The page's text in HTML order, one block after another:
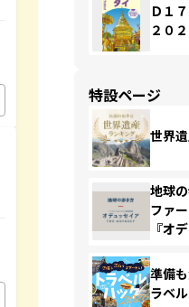
Ｄ１
２０
特設ページ
世界
地球
ファ
『オ
準備
ラベ